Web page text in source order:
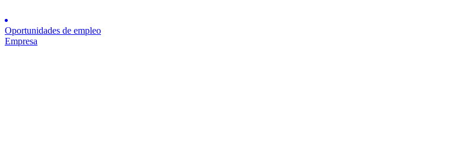
Oportunidades de empleo
Empresa